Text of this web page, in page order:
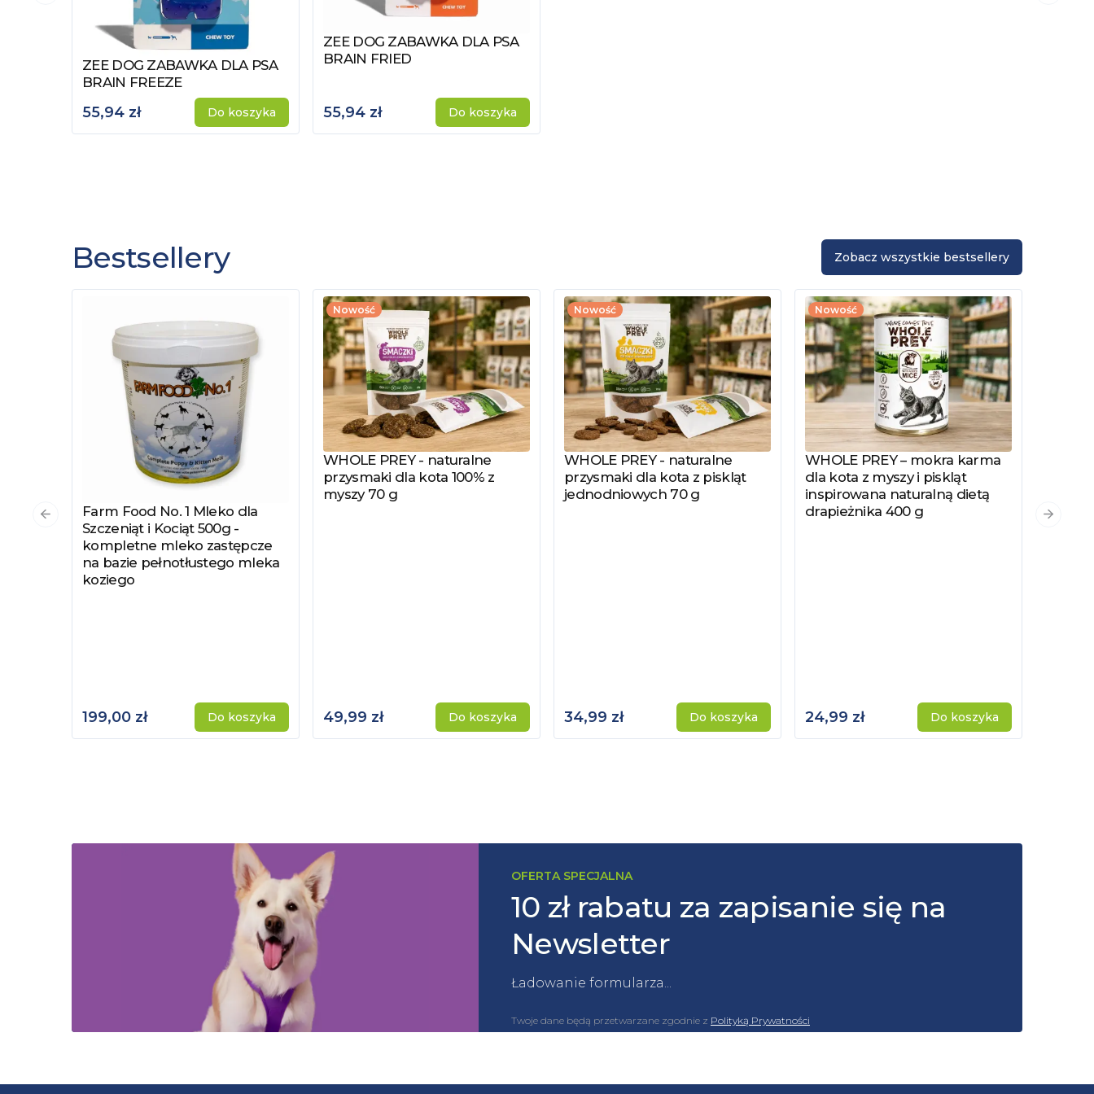
Zobacz produkt
ZEE DOG ZABAWKA DLA PSA
BRAIN FREEZE
55,94 zł Do koszyka
Zobacz produkt
ZEE DOG ZABAWKA DLA PSA
BRAIN FRIED
55,94 zł Do koszyka
Bestsellery Zobacz wszystkie bestsellery
Zobacz produkt
Farm Food No. 1 Mleko dla
Szczeniąt i Kociąt 500g -
kompletne mleko zastępcze
na bazie pełnotłustego mleka
koziego
199,00 zł Do koszyka
Nowość
Zobacz produkt
WHOLE PREY - naturalne
przysmaki dla kota 100% z
myszy 70 g
49,99 zł Do koszyka
Nowość
Zobacz produkt
WHOLE PREY - naturalne
przysmaki dla kota z piskląt
jednodniowych 70 g
34,99 zł Do koszyka
Nowość
Zobacz produkt
WHOLE PREY – mokra karma
dla kota z myszy i piskląt
inspirowana naturalną dietą
drapieżnika 400 g
24,99 zł Do koszyka
Poprzedni slajd
OFERTA SPECJALNA
10 zł rabatu za zapisanie się na
Newsletter
Ładowanie formularza...
Twoje dane będą przetwarzane zgodnie z Polityką Prywatności